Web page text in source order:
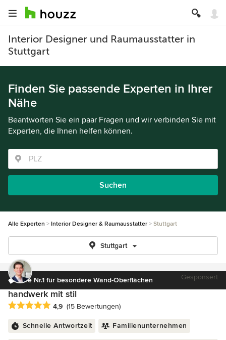
Interior Designer und Raumausstatter in
Stuttgart
Finden Sie passende Experten in Ihrer
Nähe
Beantworten Sie ein paar Fragen und wir verbinden Sie mit
Experten, die Ihnen helfen können.
Suchen
Alle Experten Interior Designer & Raumausstatter Stuttgart
Stuttgart
Ihre Nr.1 für besondere Wand-Oberflächen Gesponsert
handwerk mit stil
Durchschnittliche Bewertung: 4.9 von 5 Sternen
4,9 (15 Bewertungen)
Schnelle Antwortzeit Familienunternehmen